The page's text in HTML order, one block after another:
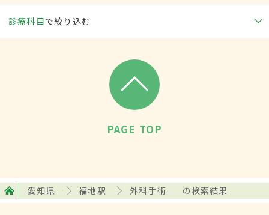
診療科目で絞り込む
PAGE TOP
愛知県 福地駅 外科手術 の検索結果